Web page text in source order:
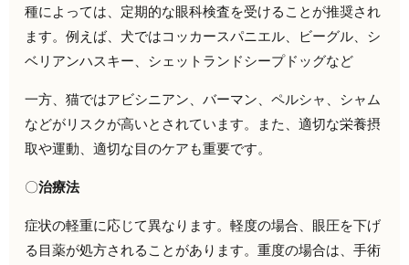
種によっては、定期的な眼科検査を受けることが推奨され
ます。例えば、犬ではコッカースパニエル、ビーグル、シ
ベリアンハスキー、シェットランドシープドッグなど
一方、猫ではアビシニアン、バーマン、ペルシャ、シャム
などがリスクが高いとされています。また、適切な栄養摂
取や運動、適切な目のケアも重要です。
〇治療法
症状の軽重に応じて異なります。軽度の場合、眼圧を下げ
る目薬が処方されることがあります。重度の場合は、手術